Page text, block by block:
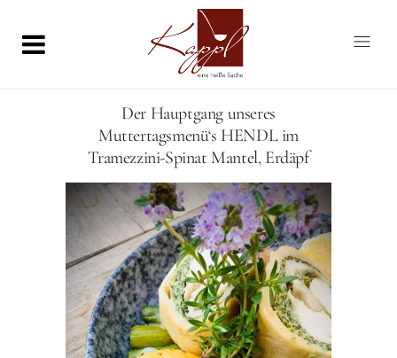
Der Hauptgang unseres
Muttertagsmenü‘s HENDL im
Tramezzini-Spinat Mantel, Erdäpf